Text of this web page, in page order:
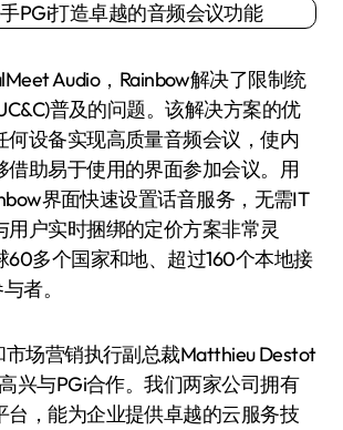
Audio，Rainbow解决了限制统
普及的问题。该解决方案的优
何设备实现高质量音频会议，使内
借助易于使用的界面参加会议。用
界面快速设置话音服务，无需IT
用户实时捆绑的定价方案非常灵
60多个国家和地、超过160个本地接
者。
场营销执行副总裁Matthieu Destot
兴与PGi合作。我们两家公司拥有
台，能为企业提供卓越的云服务技